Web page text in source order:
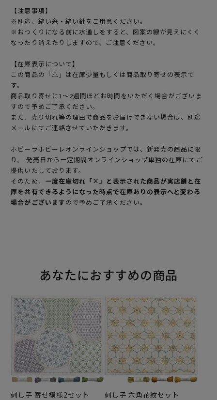
【注意事項】
※別途、縫い糸・縫い針をご用意ください。
※おつくりになる前に水通しをすると、図案の線が見えにくく
なったり消えたりしますので、ご注意ください。
【在庫表示について】
この商品の「△」は在庫少量もしくは商品取り寄せの表示で
す。
商品取り寄せに1～2週間ほどお時間をいただく場合がございま
すので予めご了承ください。
また、売り切れ等の理由で商品をお届けできない場合は、別途
メールにてご連絡させていただきます。
ホビーラホビーレオンラインショップでは、新発売の商品に限
り、 発売日から一定期間オンラインショップ単独の在庫にてご
提供いたしております。
そのため、 一度在庫切れ「×」と表示された商品が実店舗と在
庫を共有できるようになった時点で在庫ありの表示へと変わる
場合がございますので予めご了承ください。
あなたにおすすめの商品
刺し子 寄せ模様2セット 刺し子 六角花紋セット